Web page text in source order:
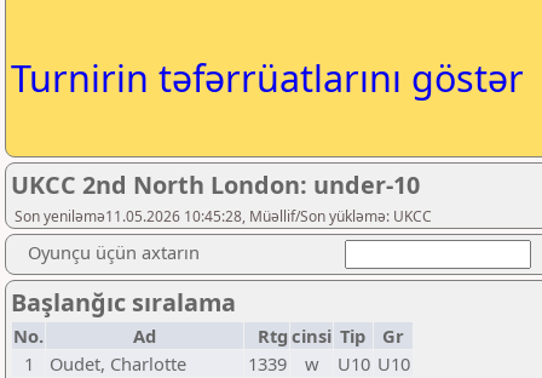
Turnirin təfərrüatlarını göstər
UKCC 2nd North London: under-10
Son yeniləmə11.05.2026 10:45:28, Müəllif/Son yükləmə: UKCC
Oyunçu üçün axtarın
Başlanğıc sıralama
No. Ad Rtg cinsi Tip
Gr
1
Oudet, Charlotte 1339 w U10 U10